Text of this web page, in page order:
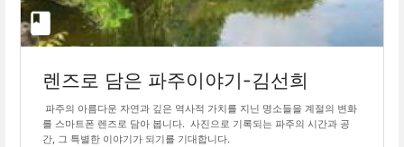
렌즈로 담은 파주이야기-김선희
파주의 아름다운 자연과 깊은 역사적 가치를 지닌 명소들을 계절의 변화
를 스마트폰 렌즈로 담아 봅니다. 사진으로 기록되는 파주의 시간과 공
간, 그 특별한 이야기가 되기를 기대합니다.